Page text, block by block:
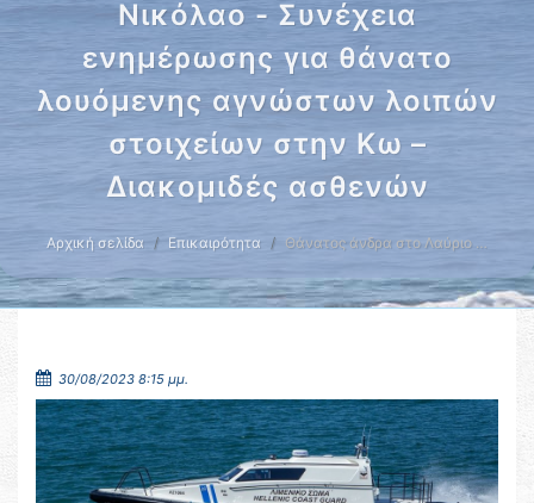
Νικόλαο - Συνέχεια
ενημέρωσης για θάνατο
λουόμενης αγνώστων λοιπών
στοιχείων στην Κω –
Διακομιδές ασθενών
Αρχική σελίδα Επικαιρότητα Θάνατος άνδρα στο Λαύριο …
30/08/2023 8:15 μμ.